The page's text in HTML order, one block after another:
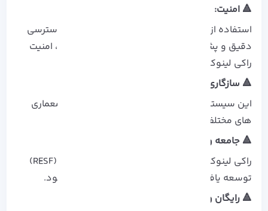
🔺 امنیت:
استفاده از ابزار هایی مانند SELinux برای کنترل دسترسی
دقیق و پشتیبانی از استاندارد های رمزنگاری قوی، امنیت
راکی لینوکس تضمین شده است.
🔺 سازگاری:
این سیستم‌ عامل کاملاً با RHEL سازگار است و از معماری‌
های مختلف پشتیبانی می‌ کند.
🔺 جامعه و مدیریت:
راکی لینوکس توسط بنیاد نرم‌ افزار سازمانی راکی (RESF)
توسعه یافته و کاملاً توسط جامعه مدیریت می‌ شود.
🔺 رایگان و متن‌ باز: